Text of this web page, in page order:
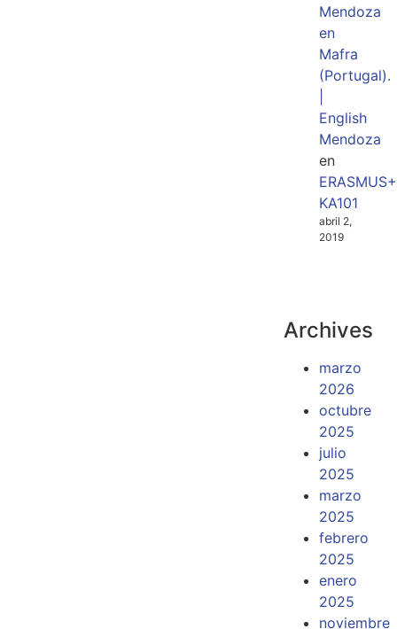
Mendoza
en
Mafra
(Portugal).
English
Mendoza
en
ERASMUS+
KA101
abril 2,
2019
Archives
marzo
2026
octubre
2025
julio
2025
marzo
2025
febrero
2025
enero
2025
noviembre